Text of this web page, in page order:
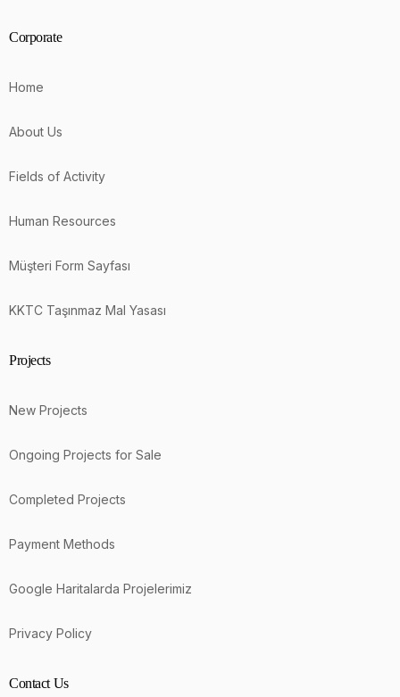
Corporate
Home
About Us
Fields of Activity
Human Resources
Müşteri Form Sayfası
KKTC Taşınmaz Mal Yasası
Projects
New Projects
Ongoing Projects for Sale
Completed Projects
Payment Methods
Google Haritalarda Projelerimiz
Privacy Policy
Contact Us